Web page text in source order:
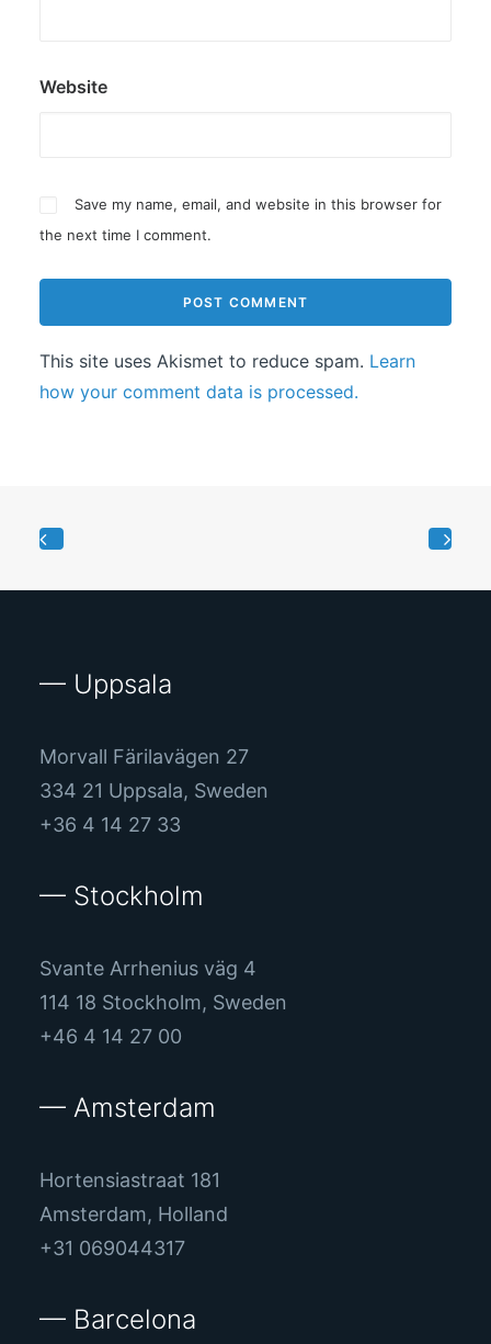
Website
Save my name, email, and website in this browser for
the next time I comment.
This site uses Akismet to reduce spam. Learn
how your comment data is processed.
— Uppsala
Morvall Färilavägen 27
334 21 Uppsala, Sweden
+36 4 14 27 33
— Stockholm
Svante Arrhenius väg 4
114 18 Stockholm, Sweden
+46 4 14 27 00
— Amsterdam
Hortensiastraat 181
Amsterdam, Holland
+31 069044317
— Barcelona